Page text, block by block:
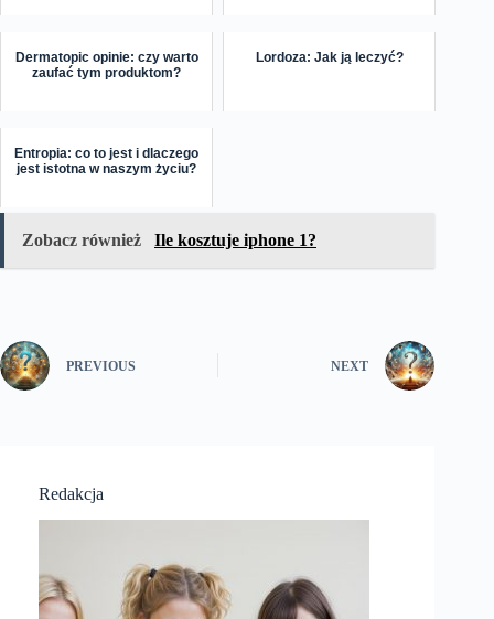
Dermatopic opinie: czy warto
zaufać tym produktom?
Lordoza: Jak ją leczyć?
Entropia: co to jest i dlaczego
jest istotna w naszym życiu?
Zobacz również Ile kosztuje iphone 1?
PREVIOUS NEXT
Redakcja